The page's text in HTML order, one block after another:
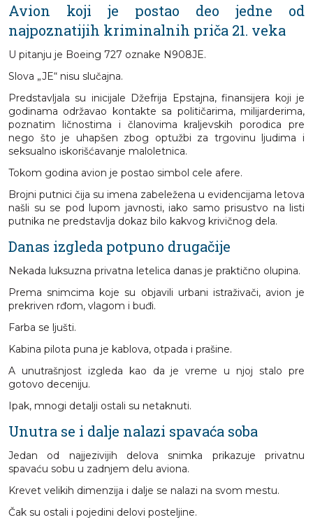
Avion koji je postao deo jedne od
najpoznatijih kriminalnih priča 21. veka
U pitanju je Boeing 727 oznake N908JE.
Slova „JE“ nisu slučajna.
Predstavljala su inicijale Džefrija Epstajna, finansijera koji je
godinama održavao kontakte sa političarima, milijarderima,
poznatim ličnostima i članovima kraljevskih porodica pre
nego što je uhapšen zbog optužbi za trgovinu ljudima i
seksualno iskorišćavanje maloletnica.
Tokom godina avion je postao simbol cele afere.
Brojni putnici čija su imena zabeležena u evidencijama letova
našli su se pod lupom javnosti, iako samo prisustvo na listi
putnika ne predstavlja dokaz bilo kakvog krivičnog dela.
Danas izgleda potpuno drugačije
Nekada luksuzna privatna letelica danas je praktično olupina.
Prema snimcima koje su objavili urbani istraživači, avion je
prekriven rđom, vlagom i buđi.
Farba se ljušti.
Kabina pilota puna je kablova, otpada i prašine.
A unutrašnjost izgleda kao da je vreme u njoj stalo pre
gotovo deceniju.
Ipak, mnogi detalji ostali su netaknuti.
Unutra se i dalje nalazi spavaća soba
Jedan od najjezivijih delova snimka prikazuje privatnu
spavaću sobu u zadnjem delu aviona.
Krevet velikih dimenzija i dalje se nalazi na svom mestu.
Čak su ostali i pojedini delovi posteljine.